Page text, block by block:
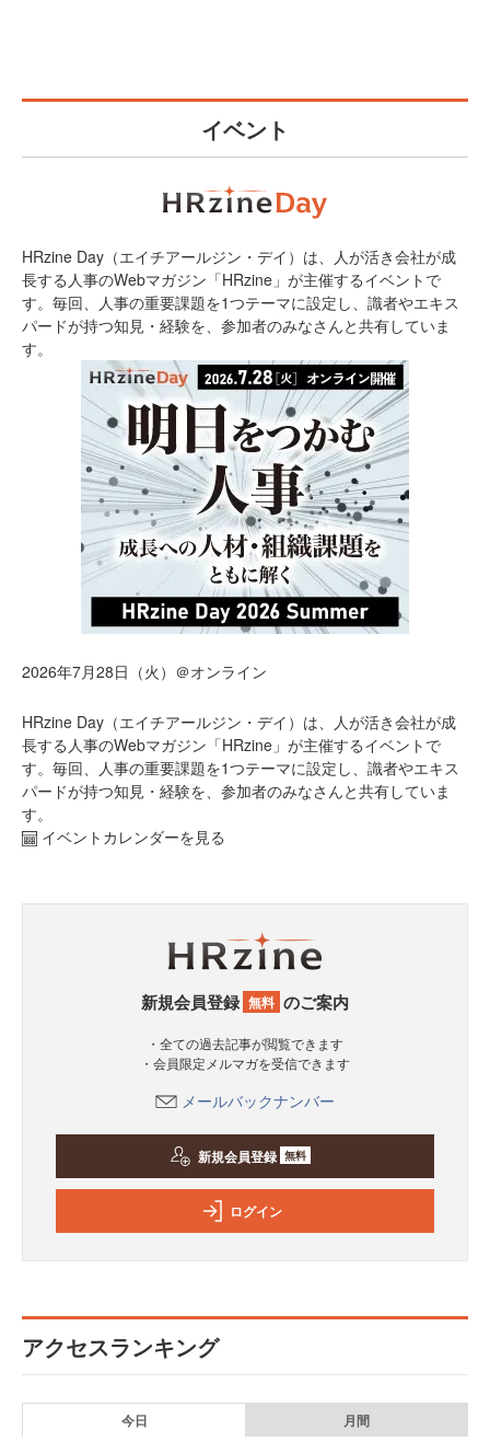
イベント
HRzine Day（エイチアールジン・デイ）は、人が活き会社が成
長する人事のWebマガジン「HRzine」が主催するイベントで
す。毎回、人事の重要課題を1つテーマに設定し、識者やエキス
パードが持つ知見・経験を、参加者のみなさんと共有していま
す。
2026年7月28日（火）＠オンライン
HRzine Day（エイチアールジン・デイ）は、人が活き会社が成
長する人事のWebマガジン「HRzine」が主催するイベントで
す。毎回、人事の重要課題を1つテーマに設定し、識者やエキス
パードが持つ知見・経験を、参加者のみなさんと共有していま
す。
イベントカレンダーを見る
新規会員登録 無料 のご案内
・全ての過去記事が閲覧できます
・会員限定メルマガを受信できます
メールバックナンバー
新規会員登録 無料
ログイン
アクセスランキング
今日 月間